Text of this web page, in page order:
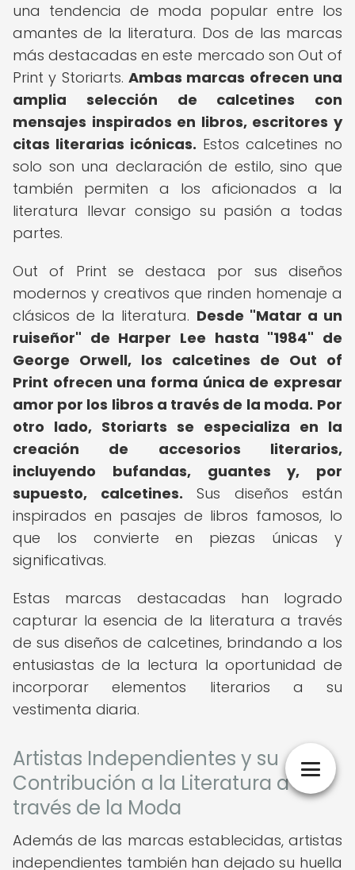
una tendencia de moda popular entre los
amantes de la literatura. Dos de las marcas
más destacadas en este mercado son Out of
Print y Storiarts. Ambas marcas ofrecen una
amplia selección de calcetines con
mensajes inspirados en libros, escritores y
citas literarias icónicas. Estos calcetines no
solo son una declaración de estilo, sino que
también permiten a los aficionados a la
literatura llevar consigo su pasión a todas
partes.
Out of Print se destaca por sus diseños
modernos y creativos que rinden homenaje a
clásicos de la literatura. Desde "Matar a un
ruiseñor" de Harper Lee hasta "1984" de
George Orwell, los calcetines de Out of
Print ofrecen una forma única de expresar
amor por los libros a través de la moda. Por
otro lado, Storiarts se especializa en la
creación de accesorios literarios,
incluyendo bufandas, guantes y, por
supuesto, calcetines. Sus diseños están
inspirados en pasajes de libros famosos, lo
que los convierte en piezas únicas y
significativas.
Estas marcas destacadas han logrado
capturar la esencia de la literatura a través
de sus diseños de calcetines, brindando a los
entusiastas de la lectura la oportunidad de
incorporar elementos literarios a su
vestimenta diaria.
Artistas Independientes y su
Contribución a la Literatura a
través de la Moda
Además de las marcas establecidas, artistas
independientes también han dejado su huella